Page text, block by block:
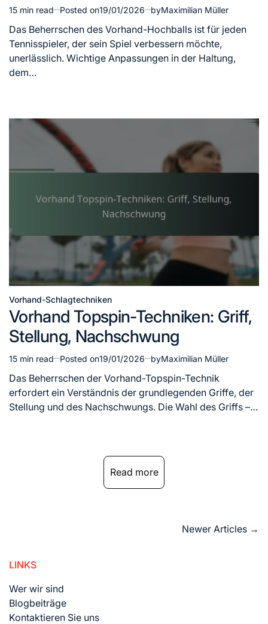
Estimated
read
time
15 min read Posted on19/01/2026 byMaximilian Müller
Das Beherrschen des Vorhand-Hochballs ist für jeden
Tennisspieler, der sein Spiel verbessern möchte,
unerlässlich. Wichtige Anpassungen in der Haltung,
dem…
Posted
in
Vorhand-Schlagtechniken
Vorhand Topspin-Techniken: Griff,
Stellung, Nachschwung
Estimated
read
time
15 min read Posted on19/01/2026 byMaximilian Müller
Das Beherrschen der Vorhand-Topspin-Technik
erfordert ein Verständnis der grundlegenden Griffe, der
Stellung und des Nachschwungs. Die Wahl des Griffs –…
Read more
Newer Articles →
LINKS
Wer wir sind
Blogbeiträge
Kontaktieren Sie uns